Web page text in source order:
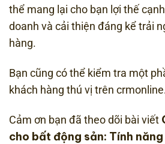
thể mang lại cho bạn lợi thế
doanh và cải thiện đáng kể trải
hàng.
Bạn cũng có thể kiểm tra một
khách hàng thú vị trên
Cảm ơn bạn đã theo dõi bài viết
cho bất động sản: Tính